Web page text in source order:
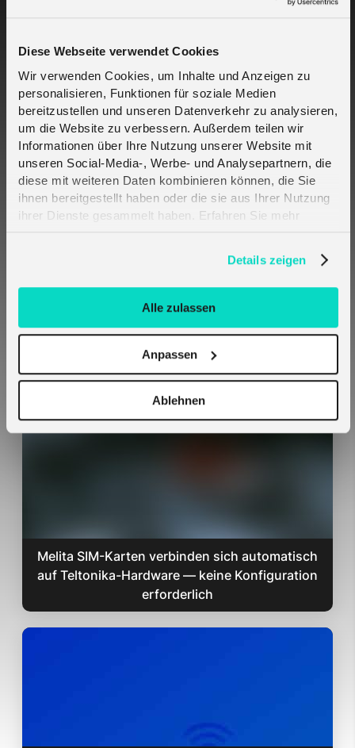
Diese Webseite verwendet Cookies
Wir verwenden Cookies, um Inhalte und Anzeigen zu
personalisieren, Funktionen für soziale Medien
bereitzustellen und unseren Datenverkehr zu analysieren,
um die Website zu verbessern. Außerdem teilen wir
Informationen über Ihre Nutzung unserer Website mit
unseren Social-Media-, Werbe- und Analysepartnern, die
diese mit weiteren Daten kombinieren können, die Sie
ihnen bereitgestellt haben oder die sie aus Ihrer Nutzung
ihrer Dienste gesammelt haben. Erfahren Sie mehr
Details zeigen
Alle zulassen
Anpassen
Ablehnen
IoT-Dienste? Testen Sie unsere kostenlose 90-
Tage-Testversion oder sehen Sie sich einige
derLösungen an, die wir unterstützen.
Möchten Sie Partner werden? Sprechen Sie mit
uns,kontaktieren Sie uns hier
Related Cases
Crout und Telefónica Deutschland bringen mehr
2CoreSIM
Melita SIM-Karten verbinden sich automatisch
auf Teltonika-Hardware — keine Konfiguration
erforderlich